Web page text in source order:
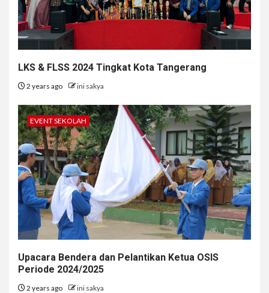
LKS & FLSS 2024 Tingkat Kota Tangerang
2 years ago ini sakya
EVENT SEKOLAH
Upacara Bendera dan Pelantikan Ketua OSIS
Periode 2024/2025
2 years ago ini sakya